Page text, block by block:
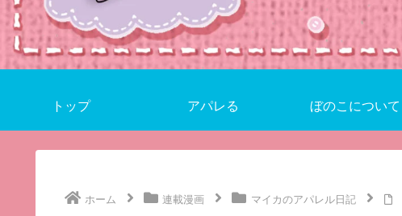
トップ アパレる ぼのこについて
ホーム 連載漫画 マイカのアパレル日記